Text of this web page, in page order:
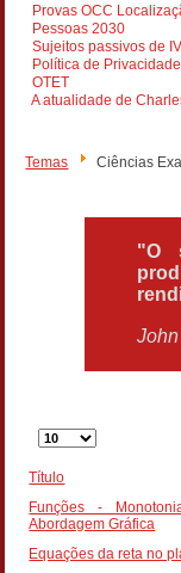
Provas OCC
Pessoas 2030
Sujeitos passivos de
Política de Privacidade
OTET
A atualidade de
Temas Ciências
"O
Qtd.
mostrar
Título
Funções -
Abordagem Gráfica
Equações da reta no